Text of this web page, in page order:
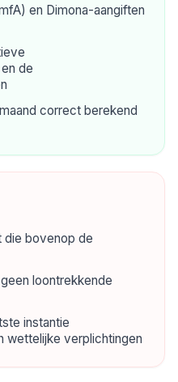
en Dimona-aangiften
de
correct berekend
die bovenop de
loontrekkende
instantie
wettelijke verplichtingen